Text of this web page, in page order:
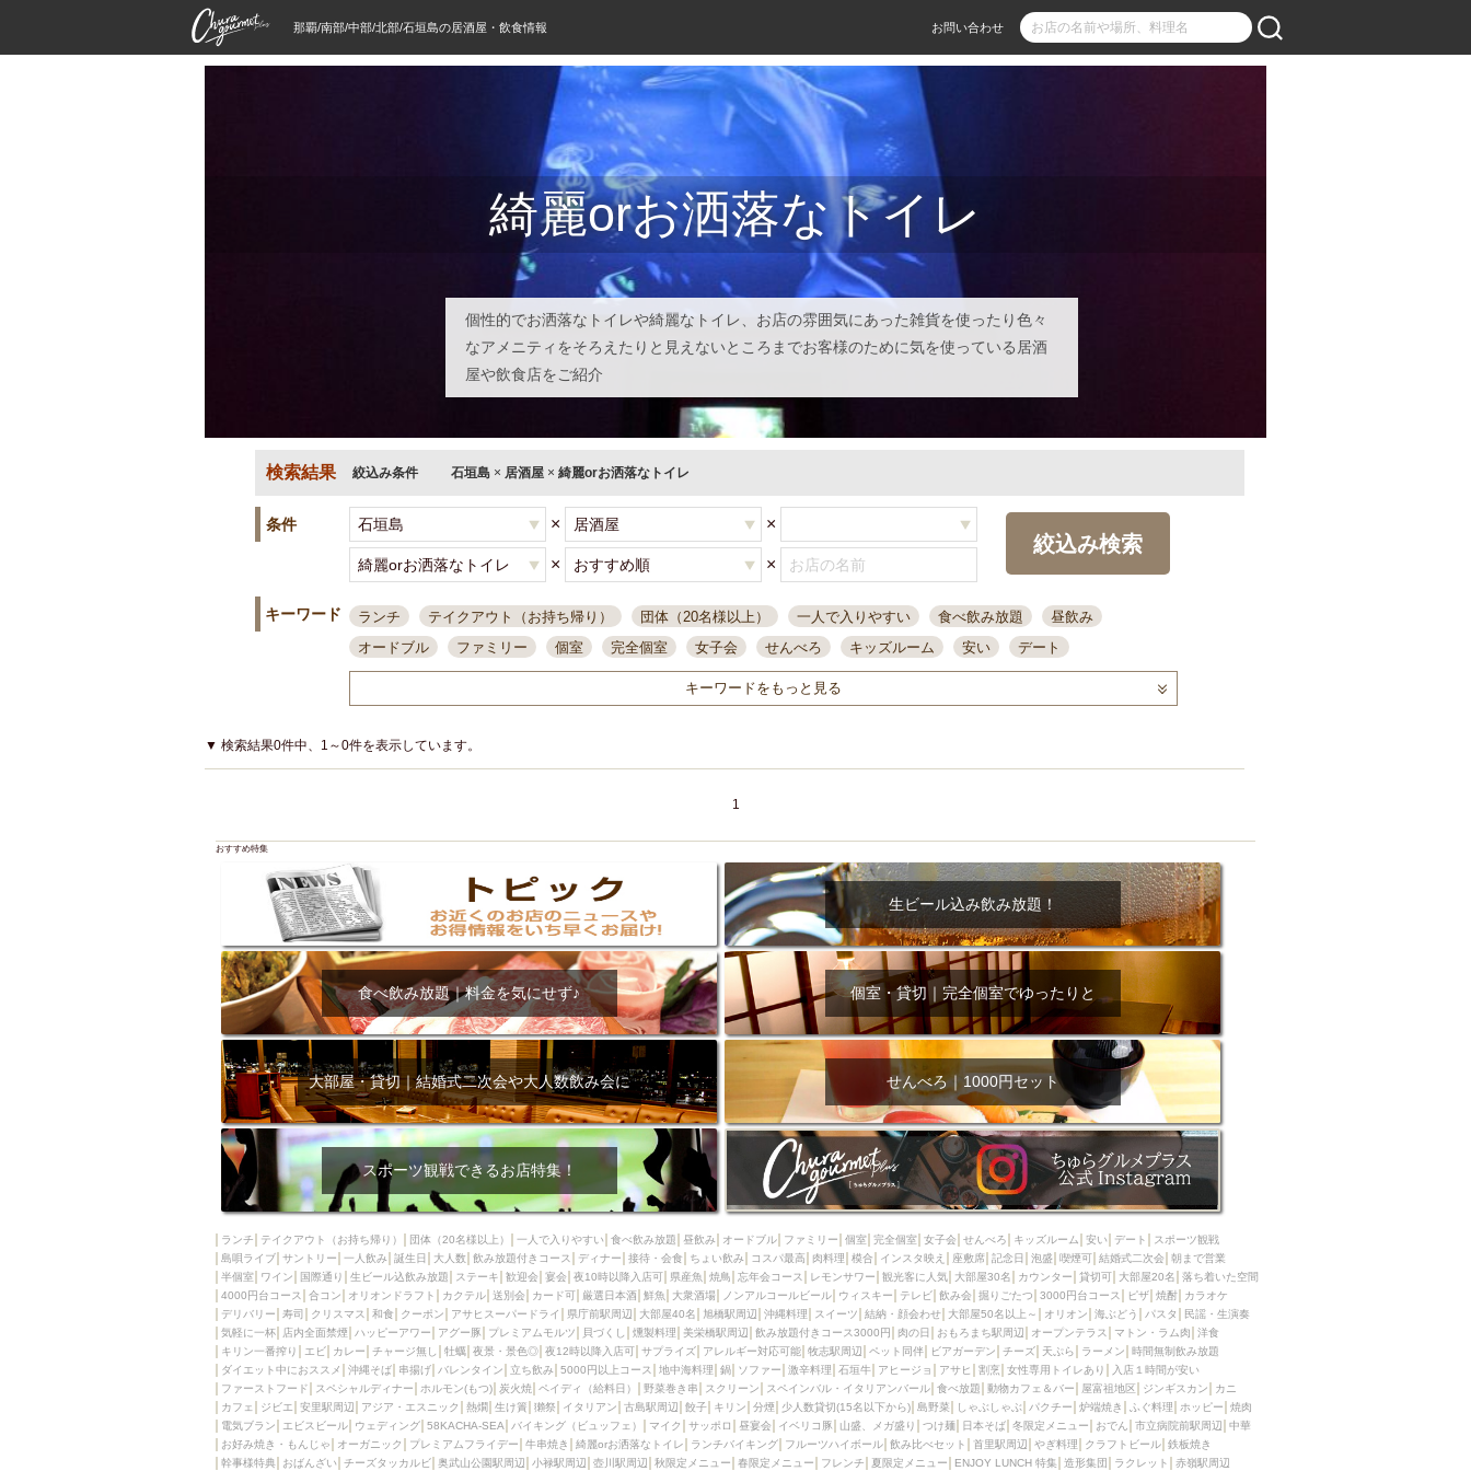
那覇/南部/中部/北部/石垣島の居酒屋・飲食情報 お問い合わせ
綺麗orお洒落なトイレ
個性的でお洒落なトイレや綺麗なトイレ、お店の雰囲気にあった雑貨を使ったり色々
なアメニティをそろえたりと見えないところまでお客様のために気を使っている居酒
屋や飲食店をご紹介
検索結果 絞込み条件 石垣島 × 居酒屋 × 綺麗orお洒落なトイレ
条件 × ×
× ×
絞込み検索
キーワード ランチ テイクアウト（お持ち帰り） 団体（20名様以上） 一人で入りやすい 食べ飲み放題
昼飲み
オードブル
ファミリー 個室 完全個室 女子会 せんべろ キッズルーム 安い
デート
一人飲み 誕生日 大人数
接待・会食
ちょい飲み コスパ最高 肉料理 模合 インスタ映え 座敷席 記念日 泡盛
喫煙可
結婚式二次会
夜10時以降入店可
県産魚 焼鳥 忘年会コース レモンサワー 観光客に人気 大部屋30名
カウンター
4000円台コース
デリバリー 寿司 クリスマス 和食
クーポン
アサヒスーパードライ
県庁前駅周辺 旭橋駅周辺 沖縄料理 スイーツ
結納・顔会わせ
大部屋50名以上～
オリオン 海ぶどう 民謡・生演奏 気軽に一杯
店内全面禁煙
ハッピーアワー
アグー豚 プレミアムモルツ 貝づくし 燻製料理
美栄橋駅周辺
飲み放題付きコース3000円
肉の日 おもろまち駅周辺 オープンテラス マトン・ラム肉
洋食
キリン一番搾り
エビ カレー チャージ無し 牡蠣 夜景・景色◎ 夜12時以降入店可
サプライズ
アレルギー対応可能
牧志駅周辺 ペット同伴 ビアガーデン 天ぷら
時間無制飲み放題
ダイエット中におススメ
沖縄そば 串揚げ バレンタイン 立ち飲み 5000円以上コース 地中海料理
鍋
ソファー
激辛料理 石垣牛 アヒージョ アサヒ 割烹 女性専用トイレあり
入店１時間が安い
ファーストフード
スペシャルディナー ホルモン(もつ) 炭火焼 ペイディ（給料日）
野菜巻き串
スクリーン
スペインバル・イタリアンバール 食べ放題 動物カフェ＆バー 屋富祖地区
ジンギスカン
カニ
カフェ ジビエ 安里駅周辺 アジア・エスニック 熱燗 生け簀 獺祭 イタリアン
古島駅周辺
分煙 少人数貸切(15名以下から) しゃぶしゃぶ パクチー 炉端焼き
ふぐ料理
ホッピー
焼肉 電気ブラン エビスビール ウェディング 58KACHA-SEA
バイキング（ビュッフェ）
マイク
サッポロ 昼宴会 イベリコ豚 山盛、メガ盛り つけ麺 日本そば 冬限定メニュー
おでん
市立病院前駅周辺
中華 お好み焼き・もんじゃ オーガニック プレミアムフライデー
牛串焼き
綺麗orお洒落なトイレ
ランチバイキング フルーツハイボール 飲み比べセット 首里駅周辺
やぎ料理
クラフトビール
鉄板焼き 幹事様特典 おばんざい チーズタッカルビ 奥武山公園駅周辺
小禄駅周辺
壺川駅周辺
秋限定メニュー 春限定メニュー フレンチ 夏限定メニュー ENJOY LUNCH 特集
造形集団
ラクレット
赤嶺駅周辺 シードル 那覇空港駅周辺 儀保駅周辺
キーワードをもっと見る
▼ 検索結果0件中、1～0件を表示しています。
1
おすすめ特集
生ビール込み飲み放題！
食べ飲み放題｜料金を気にせず♪ 個室・貸切｜完全個室でゆったりと
大部屋・貸切｜結婚式二次会や大人数飲み会に せんべろ｜1000円セット
スポーツ観戦できるお店特集！
ランチ テイクアウト（お持ち帰り） 団体（20名様以上） 一人で入りやすい 食べ飲み放題 昼飲み オードブル ファミリー 個室 完全個室 女子会 せんべろ キッズルーム 安い デート
スポーツ観戦
島唄ライブ サントリー 一人飲み 誕生日 大人数 飲み放題付きコース ディナー 接待・会食 ちょい飲み コスパ最高 肉料理 模合 インスタ映え 座敷席 記念日 泡盛 喫煙可 結婚式二次会 朝まで営業
半個室
ワイン 国際通り 生ビール込飲み放題 ステーキ 歓迎会 宴会 夜10時以降入店可 県産魚 焼鳥 忘年会コース レモンサワー 観光客に人気 大部屋30名 カウンター 貸切可 大部屋20名
落ち着いた空間
4000円台コース
合コン オリオンドラフト カクテル 送別会 カード可 厳選日本酒 鮮魚 大衆酒場 ノンアルコールビール ウィスキー テレビ 飲み会 掘りごたつ 3000円台コース ピザ 焼酎
カラオケ
デリバリー
寿司 クリスマス 和食 クーポン アサヒスーパードライ 県庁前駅周辺 大部屋40名 旭橋駅周辺 沖縄料理 スイーツ 結納・顔会わせ 大部屋50名以上～ オリオン 海ぶどう パスタ
民謡・生演奏
気軽に一杯
店内全面禁煙 ハッピーアワー アグー豚 プレミアムモルツ 貝づくし 燻製料理 美栄橋駅周辺 飲み放題付きコース3000円 肉の日 おもろまち駅周辺 オープンテラス マトン・ラム肉
洋食
キリン一番搾り
エビ カレー チャージ無し 牡蠣 夜景・景色◎ 夜12時以降入店可 サプライズ アレルギー対応可能 牧志駅周辺 ペット同伴 ビアガーデン チーズ 天ぷら ラーメン
時間無制飲み放題
ダイエット中におススメ
沖縄そば 串揚げ バレンタイン 立ち飲み 5000円以上コース 地中海料理 鍋 ソファー 激辛料理 石垣牛 アヒージョ アサヒ 割烹 女性専用トイレあり
入店１時間が安い
ファーストフード
スペシャルディナー ホルモン(もつ) 炭火焼 ペイディ（給料日） 野菜巻き串 スクリーン スペインバル・イタリアンバール 食べ放題 動物カフェ＆バー 屋富祖地区 ジンギスカン
カニ
カフェ
ジビエ 安里駅周辺 アジア・エスニック 熱燗 生け簀 獺祭 イタリアン 古島駅周辺 餃子 キリン 分煙 少人数貸切(15名以下から) 島野菜 しゃぶしゃぶ パクチー 炉端焼き ふぐ料理 ホッピー
焼肉
電気ブラン
エビスビール ウェディング 58KACHA-SEA バイキング（ビュッフェ） マイク サッポロ 昼宴会 イベリコ豚 山盛、メガ盛り つけ麺 日本そば 冬限定メニュー おでん 市立病院前駅周辺
中華
お好み焼き・もんじゃ
オーガニック プレミアムフライデー 牛串焼き 綺麗orお洒落なトイレ ランチバイキング フルーツハイボール 飲み比べセット 首里駅周辺 やぎ料理 クラフトビール 鉄板焼き
幹事様特典
おばんざい チーズタッカルビ 奥武山公園駅周辺 小禄駅周辺 壺川駅周辺 秋限定メニュー 春限定メニュー フレンチ 夏限定メニュー ENJOY LUNCH 特集 造形集団 ラクレット 赤嶺駅周辺